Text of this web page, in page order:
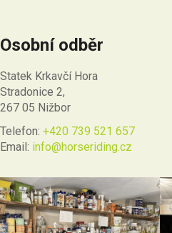
Osobní odběr
Statek Krkavčí Hora
Stradonice 2,
267 05 Nižbor
Telefon: +420 739 521 657
Email: info@horseriding.cz